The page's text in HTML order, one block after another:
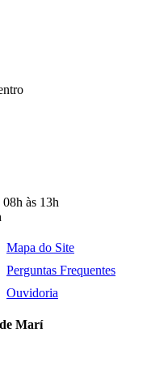
às 13h
Mapa do Site
Perguntas Frequentes
Ouvidoria
Marí